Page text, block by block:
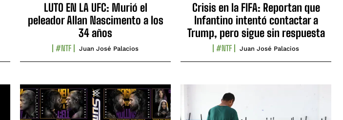
LUTO EN LA UFC: Murió el
peleador Allan Nascimento a los
34 años
#NTF Juan José Palacios
Crisis en la FIFA: Reportan que
Infantino intentó contactar a
Trump, pero sigue sin respuesta
#NTF Juan José Palacios